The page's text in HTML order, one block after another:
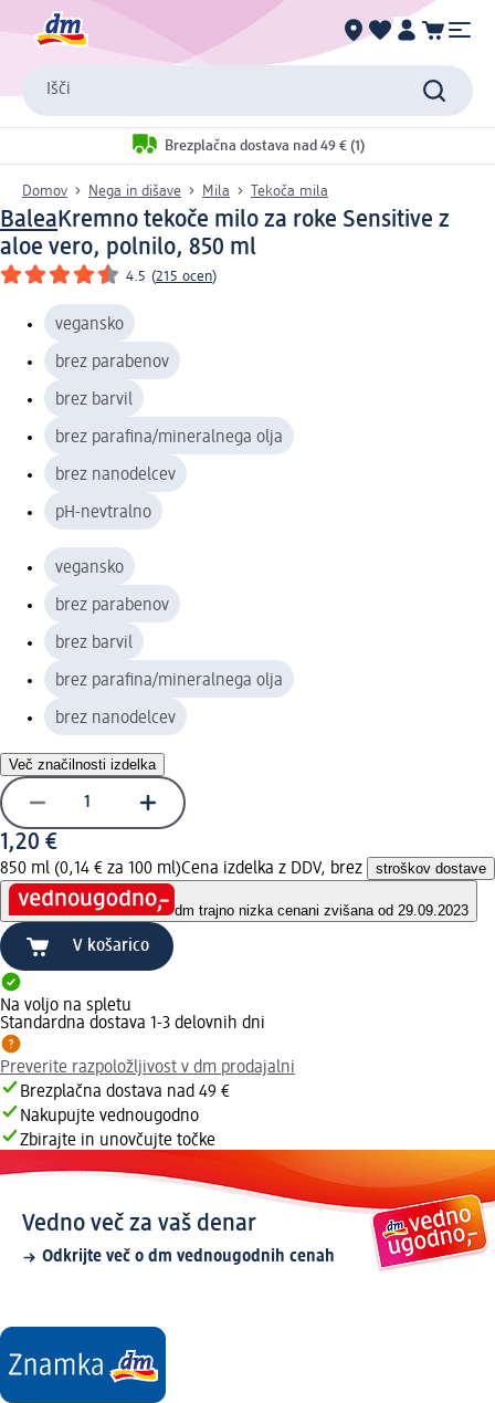
Išči
Brezplačna dostava nad 49 € (1)
Domov Nega in dišave Mila Tekoča mila
Balea Kremno tekoče milo za roke Sensitive z
aloe vero, polnilo, 850 ml
4.5 (215 ocen)
vegansko
brez parabenov
brez barvil
brez parafina/mineralnega olja
brez nanodelcev
pH-nevtralno
vegansko
brez parabenov
brez barvil
brez parafina/mineralnega olja
brez nanodelcev
Več značilnosti izdelka
1,20 €
850 ml (0,14 € za 100 ml)Cena izdelka z DDV, brez stroškov dostave
dm trajno nizka cenani zvišana od 29.09.2023
V košarico
Na voljo na spletu
Standardna dostava 1-3 delovnih dni
Preverite razpoložljivost v dm prodajalni
Brezplačna dostava nad 49 €
Nakupujte vednougodno
Zbirajte in unovčujte točke
Vedno več za vaš denar
Odkrijte več o dm vednougodnih cenah